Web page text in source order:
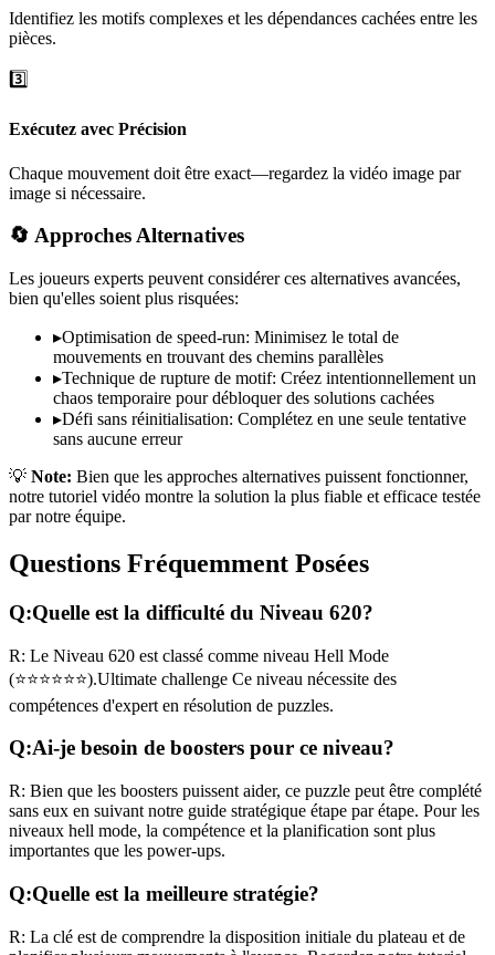
Identifiez les motifs complexes et les dépendances cachées entre les
pièces.
3️⃣
Exécutez avec Précision
Chaque mouvement doit être exact—regardez la vidéo image par
image si nécessaire.
🔄 Approches Alternatives
Les joueurs experts peuvent considérer ces alternatives avancées,
bien qu'elles soient plus risquées:
▸Optimisation de speed-run: Minimisez le total de
mouvements en trouvant des chemins parallèles
▸Technique de rupture de motif: Créez intentionnellement un
chaos temporaire pour débloquer des solutions cachées
▸Défi sans réinitialisation: Complétez en une seule tentative
sans aucune erreur
💡 Note: Bien que les approches alternatives puissent fonctionner,
notre tutoriel vidéo montre la solution la plus fiable et efficace testée
par notre équipe.
Questions Fréquemment Posées
Q:Quelle est la difficulté du Niveau 620?
R: Le Niveau 620 est classé comme niveau Hell Mode
(⭐⭐⭐⭐⭐⭐).Ultimate challenge Ce niveau nécessite des
compétences d'expert en résolution de puzzles.
Q:Ai-je besoin de boosters pour ce niveau?
R: Bien que les boosters puissent aider, ce puzzle peut être complété
sans eux en suivant notre guide stratégique étape par étape. Pour les
niveaux hell mode, la compétence et la planification sont plus
importantes que les power-ups.
Q:Quelle est la meilleure stratégie?
R: La clé est de comprendre la disposition initiale du plateau et de